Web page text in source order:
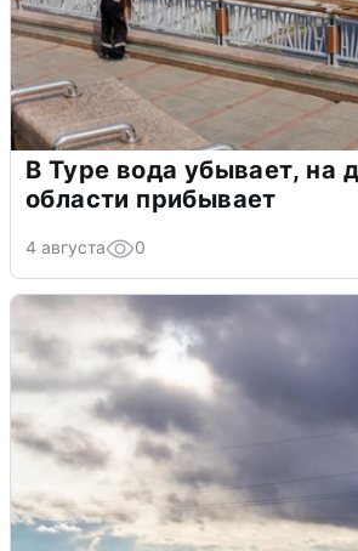
В Туре вода убывает, на
области прибывает
4 августа 0